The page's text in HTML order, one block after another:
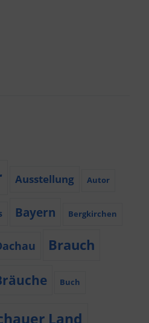
Ausstellung Autor
Bayern Bergkirchen
Brauch
Buch
Land